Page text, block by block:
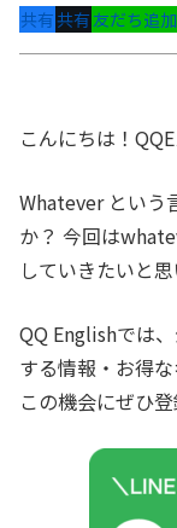
共有共有友だち追加
こんにちは！
Whateverという
か？ 今回は
していきたいと思
QQ Englishでは
する情報・お得
この機会にぜひ登